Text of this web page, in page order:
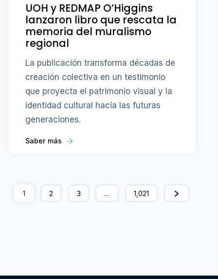
UOH y REDMAP O’Higgins
lanzaron libro que rescata la
memoria del muralismo
regional
La publicación transforma décadas de
creación colectiva en un testimonio
que proyecta el patrimonio visual y la
identidad cultural hacia las futuras
generaciones.
Saber más
1 2 3 … 1,021